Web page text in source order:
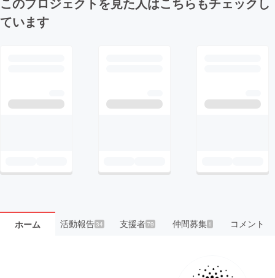
ています
ホーム 活動報告34 支援者79 仲間募集 1 コメント